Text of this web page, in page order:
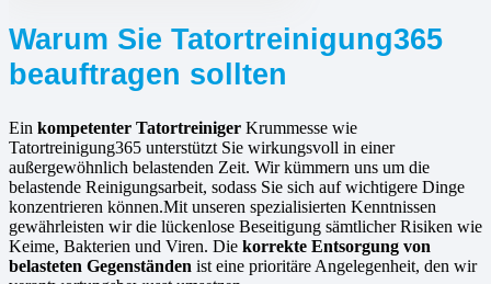
Warum Sie Tatortreinigung365
beauftragen sollten
Ein kompetenter Tatortreiniger Krummesse wie
Tatortreinigung365 unterstützt Sie wirkungsvoll in einer
außergewöhnlich belastenden Zeit. Wir kümmern uns um die
belastende Reinigungsarbeit, sodass Sie sich auf wichtigere Dinge
konzentrieren können.Mit unseren spezialisierten Kenntnissen
gewährleisten wir die lückenlose Beseitigung sämtlicher Risiken wie
Keime, Bakterien und Viren. Die korrekte Entsorgung von
belasteten Gegenständen ist eine prioritäre Angelegenheit, den wir